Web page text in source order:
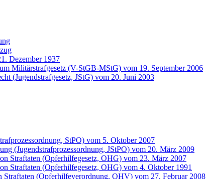
Dezember 1937
Militärstrafgesetz (V-StGB-MStG) vom 19. September 2006
(Jugendstrafgesetz, JStG) vom 20. Juni 2003
StPO) vom 5. Oktober 2007
(Jugendstrafprozessordnung, JStPO) vom 20. März 2009
Straftaten (Opferhilfegesetz, OHG) vom 23. März 2007
Straftaten (Opferhilfegesetz, OHG) vom 4. Oktober 1991
(Opferhilfeverordnung, OHV) vom 27. Februar 2008